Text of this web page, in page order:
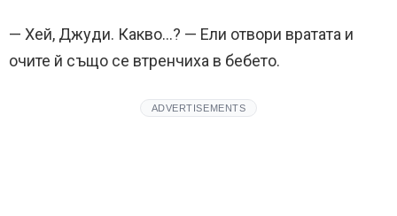
— Хей, Джуди. Какво…? — Ели отвори вратата и
очите й също се втренчиха в бебето.
ADVERTISEMENTS